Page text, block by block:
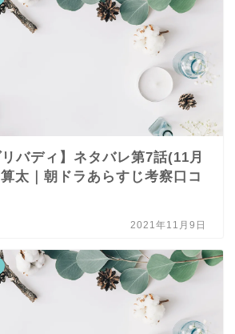
リバディ】ネタバレ第7話(11月
太｜朝ドラあらすじ考察口コ
2021年11月9日